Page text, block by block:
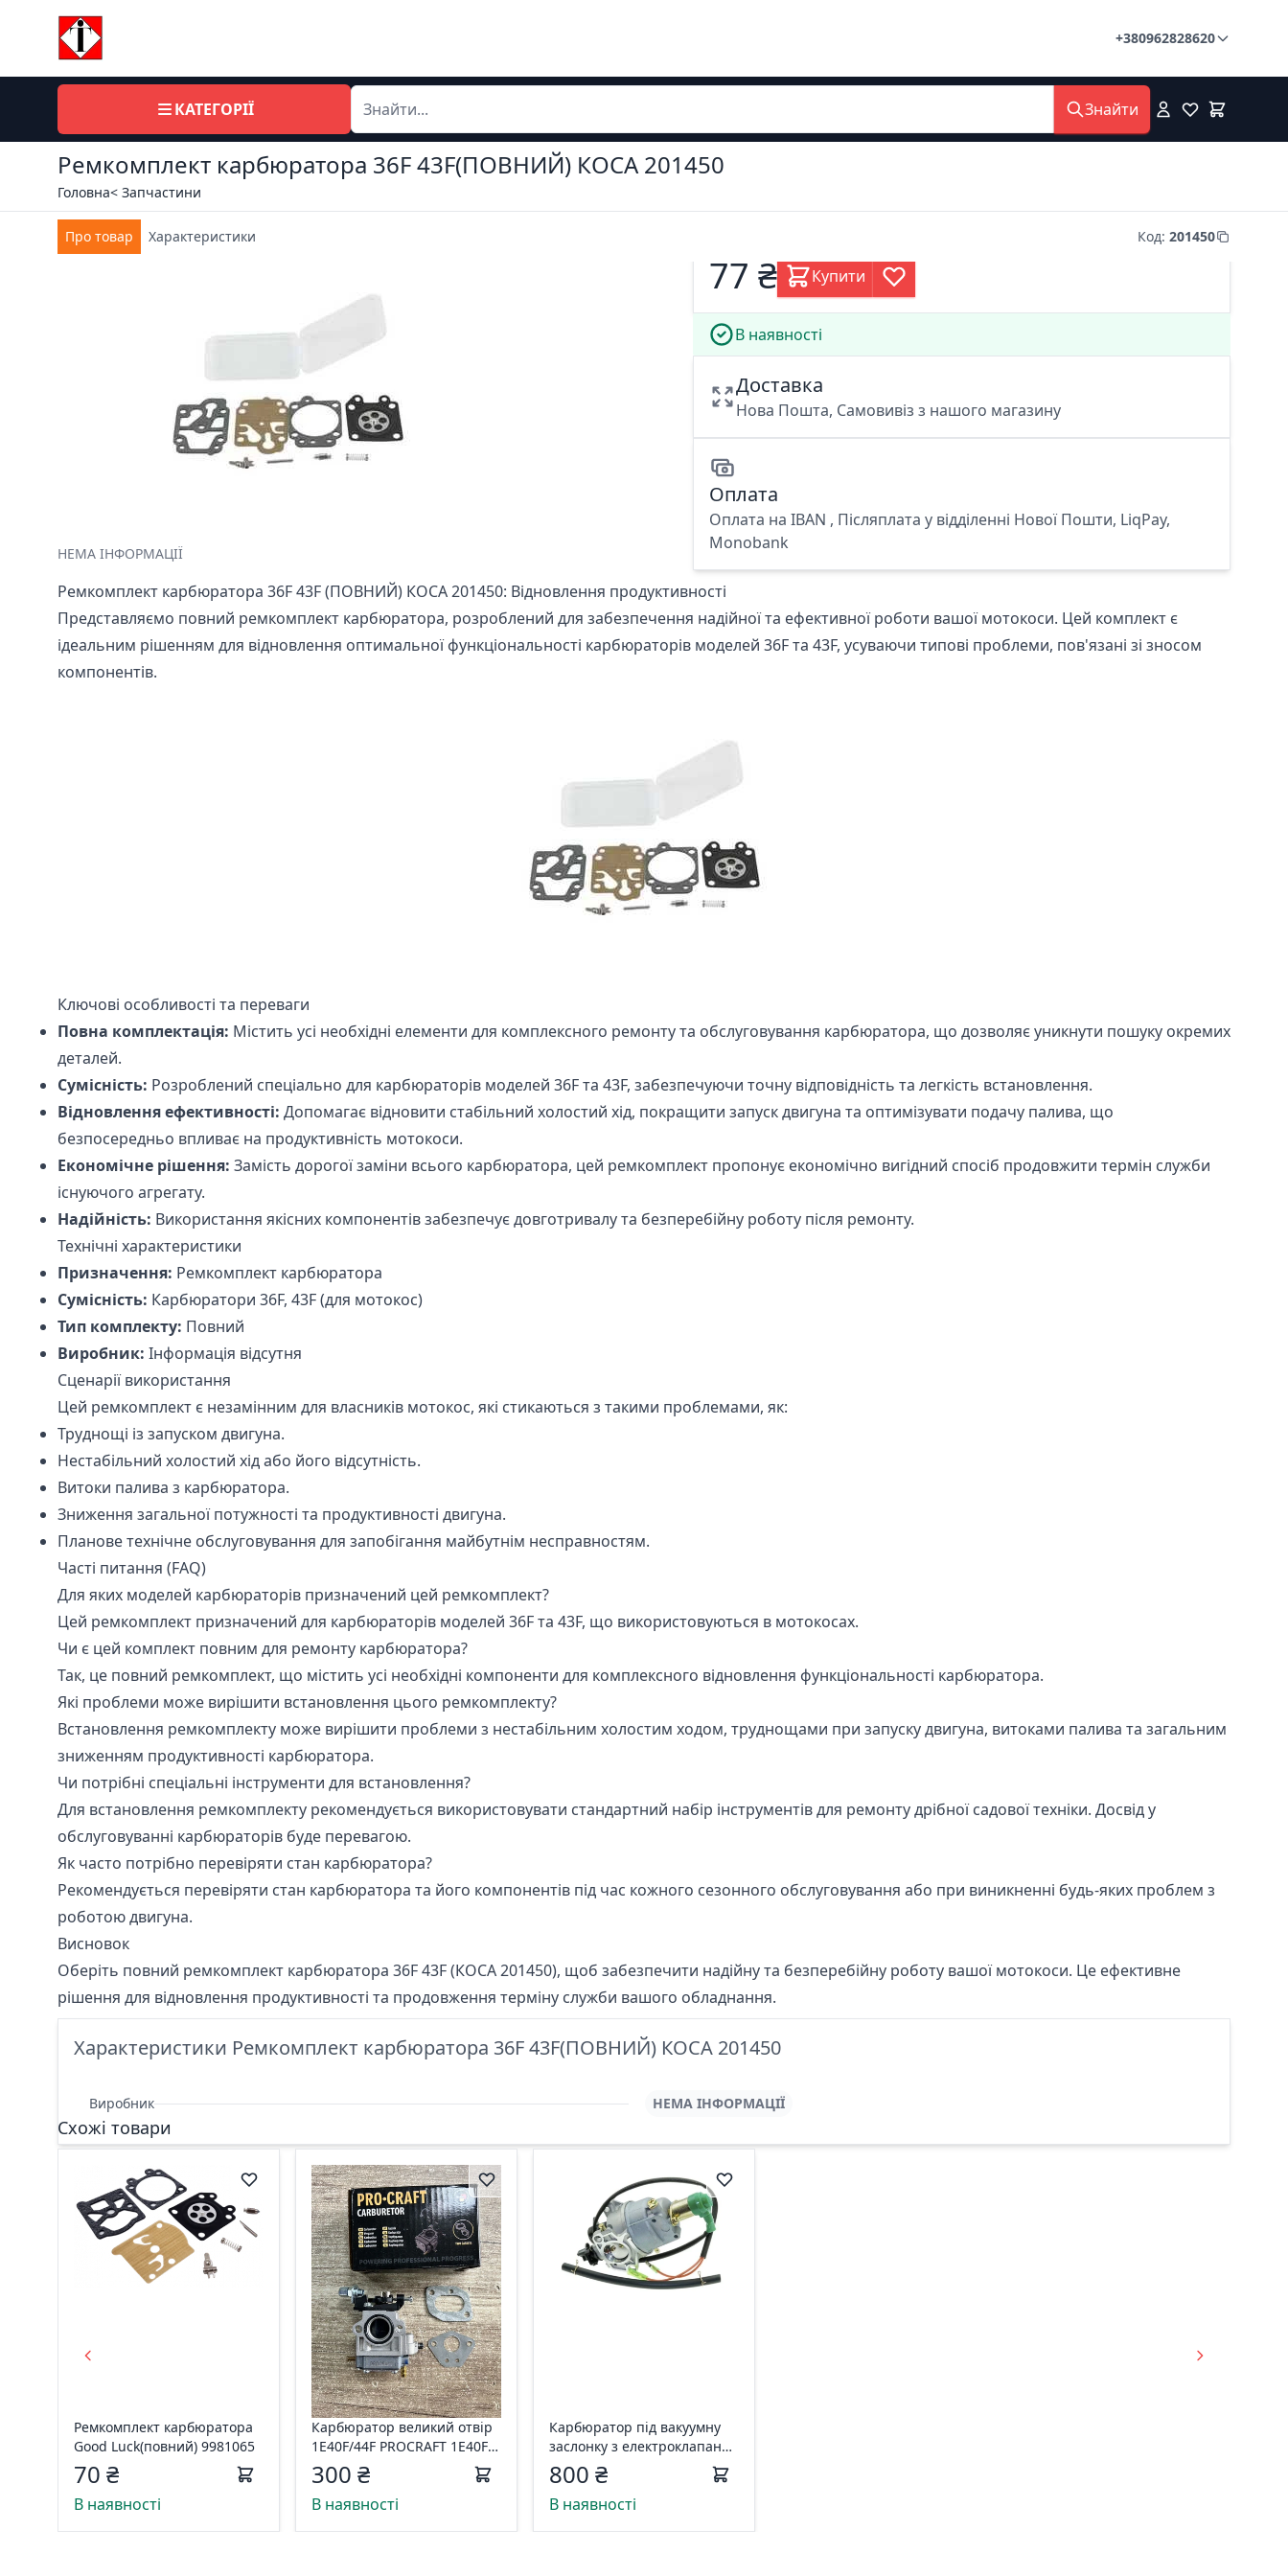
+380962828620
КАТЕГОРІЇ Знайти
Ремкомплект карбюратора 36F 43F(ПОВНИЙ) КОСА 201450
Головна< Запчастини
Про товар Характеристики Код: 201450
НЕМА ІНФОРМАЦІЇ
77 ₴ Купити
В наявності
Доставка
Нова Пошта, Самовивіз з нашого магазину
Оплата
Оплата на IBAN , Післяплата у відділенні Нової Пошти, LiqPay,
Monobank
Ремкомплект карбюратора 36F 43F (ПОВНИЙ) КОСА 201450: Відновлення продуктивності
Представляємо повний ремкомплект карбюратора, розроблений для забезпечення надійної та ефективної роботи вашої мотокоси. Цей комплект є
ідеальним рішенням для відновлення оптимальної функціональності карбюраторів моделей 36F та 43F, усуваючи типові проблеми, пов'язані зі зносом
компонентів.
Ключові особливості та переваги
Повна комплектація: Містить усі необхідні елементи для комплексного ремонту та обслуговування карбюратора, що дозволяє уникнути пошуку окремих
деталей.
Сумісність: Розроблений спеціально для карбюраторів моделей 36F та 43F, забезпечуючи точну відповідність та легкість встановлення.
Відновлення ефективності: Допомагає відновити стабільний холостий хід, покращити запуск двигуна та оптимізувати подачу палива, що
безпосередньо впливає на продуктивність мотокоси.
Економічне рішення: Замість дорогої заміни всього карбюратора, цей ремкомплект пропонує економічно вигідний спосіб продовжити термін служби
існуючого агрегату.
Надійність: Використання якісних компонентів забезпечує довготривалу та безперебійну роботу після ремонту.
Технічні характеристики
Призначення: Ремкомплект карбюратора
Сумісність: Карбюратори 36F, 43F (для мотокос)
Тип комплекту: Повний
Виробник: Інформація відсутня
Сценарії використання
Цей ремкомплект є незамінним для власників мотокос, які стикаються з такими проблемами, як:
Труднощі із запуском двигуна.
Нестабільний холостий хід або його відсутність.
Витоки палива з карбюратора.
Зниження загальної потужності та продуктивності двигуна.
Планове технічне обслуговування для запобігання майбутнім несправностям.
Часті питання (FAQ)
Для яких моделей карбюраторів призначений цей ремкомплект?
Цей ремкомплект призначений для карбюраторів моделей 36F та 43F, що використовуються в мотокосах.
Чи є цей комплект повним для ремонту карбюратора?
Так, це повний ремкомплект, що містить усі необхідні компоненти для комплексного відновлення функціональності карбюратора.
Які проблеми може вирішити встановлення цього ремкомплекту?
Встановлення ремкомплекту може вирішити проблеми з нестабільним холостим ходом, труднощами при запуску двигуна, витоками палива та загальним
зниженням продуктивності карбюратора.
Чи потрібні спеціальні інструменти для встановлення?
Для встановлення ремкомплекту рекомендується використовувати стандартний набір інструментів для ремонту дрібної садової техніки. Досвід у
обслуговуванні карбюраторів буде перевагою.
Як часто потрібно перевіряти стан карбюратора?
Рекомендується перевіряти стан карбюратора та його компонентів під час кожного сезонного обслуговування або при виникненні будь-яких проблем з
роботою двигуна.
Висновок
Оберіть повний ремкомплект карбюратора 36F 43F (КОСА 201450), щоб забезпечити надійну та безперебійну роботу вашої мотокоси. Це ефективне
рішення для відновлення продуктивності та продовження терміну служби вашого обладнання.
Характеристики Ремкомплект карбюратора 36F 43F(ПОВНИЙ) КОСА 201450
Виробник НЕМА ІНФОРМАЦІЇ
Схожі товари
Ремкомплект карбюратора
Good Luck(повний) 9981065
70 ₴
В наявності
Карбюратор великий отвір
1E40F/44F PROCRAFT 1E40F-
13E
300 ₴
В наявності
Карбюратор під вакуумну
заслонку з електроклапаном
188F (Lмц 30 mm) карб046
800 ₴
В наявності